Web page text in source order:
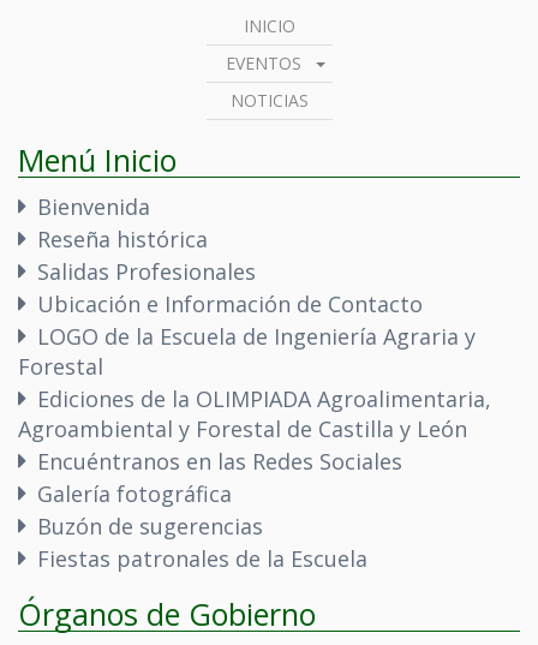
INICIO
EVENTOS
NOTICIAS
Menú Inicio
Bienvenida
Reseña histórica
Salidas Profesionales
Ubicación e Información de Contacto
LOGO de la Escuela de Ingeniería Agraria y
Forestal
Ediciones de la OLIMPIADA Agroalimentaria,
Agroambiental y Forestal de Castilla y León
Encuéntranos en las Redes Sociales
Galería fotográfica
Buzón de sugerencias
Fiestas patronales de la Escuela
Órganos de Gobierno